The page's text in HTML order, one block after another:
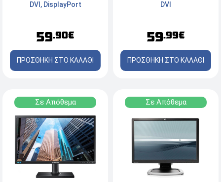
DVI, DisplayPort
59.90€
ΠΡΟΣΘΗΚΗ ΣΤΟ ΚΑΛΑΘΙ
DVI
59.99€
ΠΡΟΣΘΗΚΗ ΣΤΟ ΚΑΛΑΘΙ
Σε Απόθεμα Σε Απόθεμα